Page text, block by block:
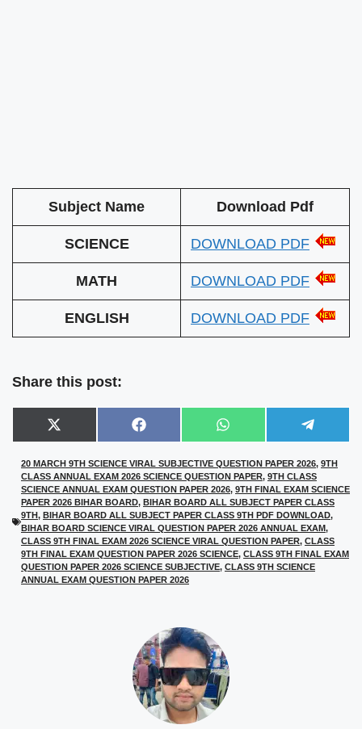
Subject Name Download Pdf
SCIENCE DOWNLOAD PDF
MATH DOWNLOAD PDF
ENGLISH DOWNLOAD PDF
Share this post:
Share
on
X
(
w
i
t
t
e
r
)
Share
on
F
a
e
b
o
o
k
Share
on
W
h
t
s
A
p
p
Share
on
e
e
g
r
a
m
20 MARCH 9TH SCIENCE VIRAL SUBJECTIVE QUESTION PAPER 2026, 9TH
CLASS ANNUAL EXAM 2026 SCIENCE QUESTION PAPER, 9TH CLASS
SCIENCE ANNUAL EXAM QUESTION PAPER 2026, 9TH FINAL EXAM SCIENCE
PAPER 2026 BIHAR BOARD, BIHAR BOARD ALL SUBJECT PAPER CLASS
9TH, BIHAR BOARD ALL SUBJECT PAPER CLASS 9TH PDF DOWNLOAD,
BIHAR BOARD SCIENCE VIRAL QUESTION PAPER 2026 ANNUAL EXAM,
CLASS 9TH FINAL EXAM 2026 SCIENCE VIRAL QUESTION PAPER, CLASS
9TH FINAL EXAM QUESTION PAPER 2026 SCIENCE, CLASS 9TH FINAL EXAM
QUESTION PAPER 2026 SCIENCE SUBJECTIVE, CLASS 9TH SCIENCE
ANNUAL EXAM QUESTION PAPER 2026